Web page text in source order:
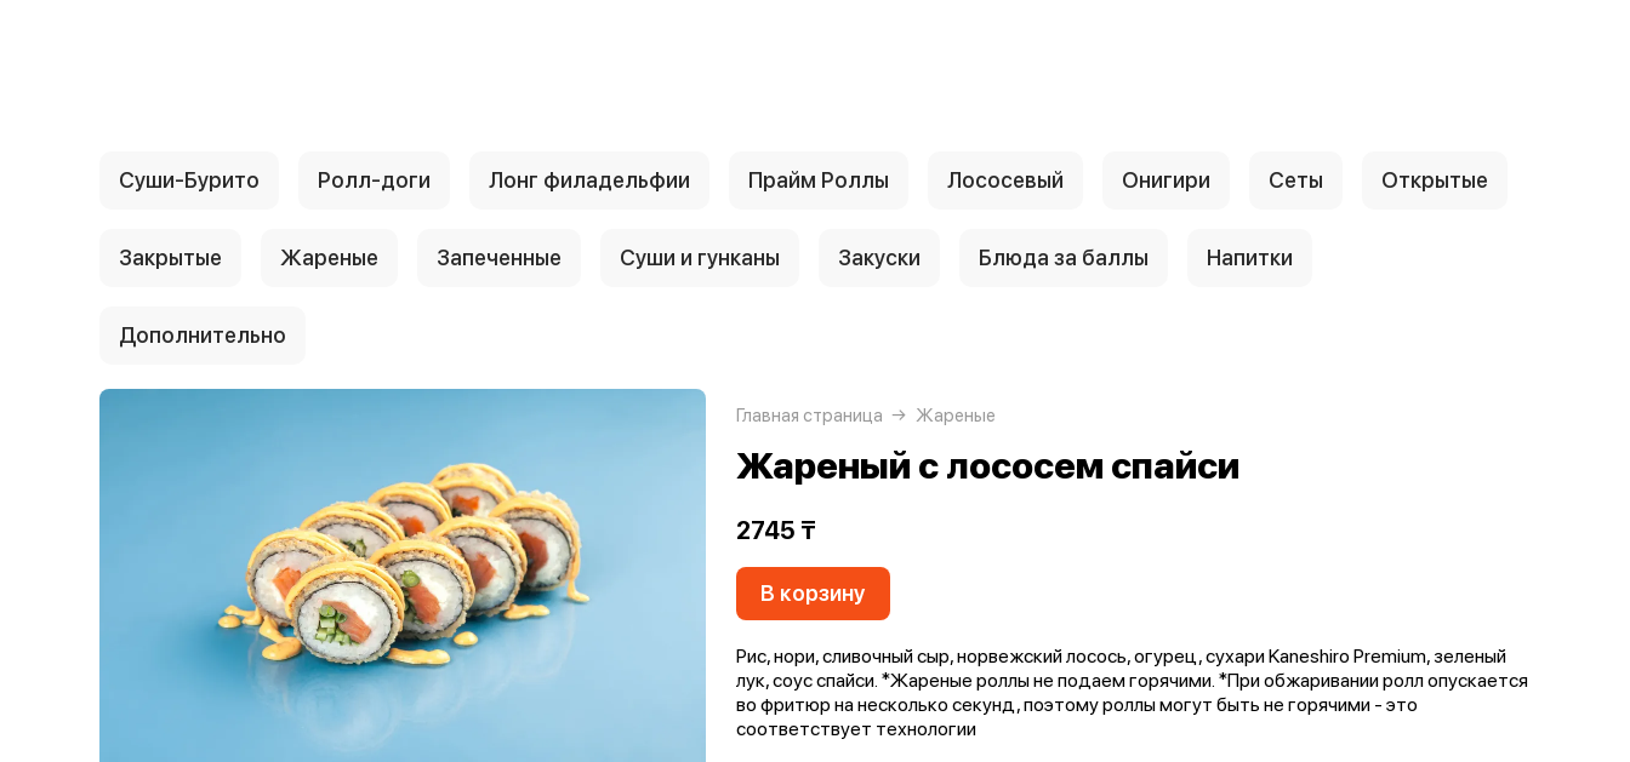
Суши-Бурито Ролл-доги Лонг филадельфии Прайм Роллы Лососевый Онигири Сеты Открытые
Закрытые Жареные Запеченные Суши и гунканы Закуски Блюда за баллы Напитки
Дополнительно
Главная страница Жареные
Жареный с лососем спайси
2745 ₸
В корзину
Рис, нори, сливочный сыр, норвежский лосось, огурец, сухари Kaneshiro Premium, зеленый
лук, соус спайси. *Жареные роллы не подаем горячими. *При обжаривании ролл опускается
во фритюр на несколько секунд, поэтому роллы могут быть не горячими - это
соответствует технологии